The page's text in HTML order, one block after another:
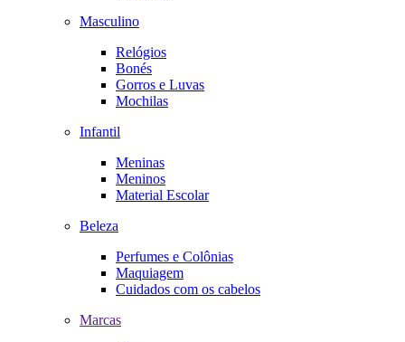
Masculino
Relógios
Bonés
Gorros e Luvas
Mochilas
Infantil
Meninas
Meninos
Material Escolar
Beleza
Perfumes e Colônias
Maquiagem
Cuidados com os cabelos
Marcas